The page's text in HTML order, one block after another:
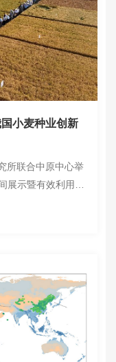
小麦种业创新
所联合中原中心举
展示暨有效利用研
生、孙其信院士，
...